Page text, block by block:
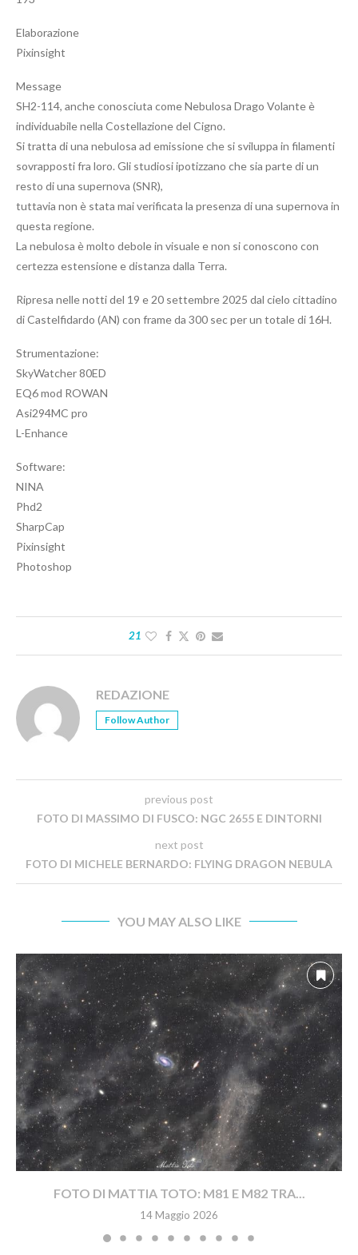
Elaborazione
Pixinsight
Message
SH2-114, anche conosciuta come Nebulosa Drago Volante è
individuabile nella Costellazione del Cigno.
Si tratta di una nebulosa ad emissione che si sviluppa in filamenti
sovrapposti fra loro. Gli studiosi ipotizzano che sia parte di un
resto di una supernova (SNR),
tuttavia non è stata mai verificata la presenza di una supernova in
questa regione.
La nebulosa è molto debole in visuale e non si conoscono con
certezza estensione e distanza dalla Terra.
Ripresa nelle notti del 19 e 20 settembre 2025 dal cielo cittadino
di Castelfidardo (AN) con frame da 300 sec per un totale di 16H.
Strumentazione:
SkyWatcher 80ED
EQ6 mod ROWAN
Asi294MC pro
L-Enhance
Software:
NINA
Phd2
SharpCap
Pixinsight
Photoshop
21
REDAZIONE
Follow Author
previous post
FOTO DI MASSIMO DI FUSCO: NGC 2655 E DINTORNI
next post
FOTO DI MICHELE BERNARDO: FLYING DRAGON NEBULA
YOU MAY ALSO LIKE
FOTO DI MATTIA TOTO: M81 E M82 TRA...
14 Maggio 2026